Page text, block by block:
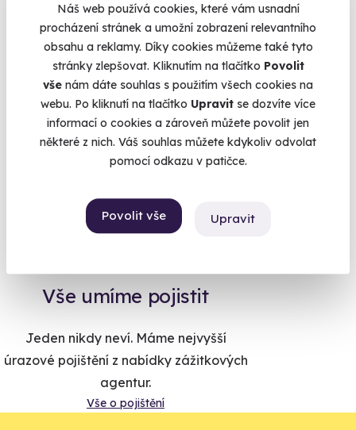
Náš web používá cookies, které vám usnadní
procházení stránek a umožní zobrazení relevantního
obsahu a reklamy. Díky cookies můžeme také tyto
stránky zlepšovat. Kliknutím na tlačítko Povolit
vše nám dáte souhlas s použitím všech cookies na
webu. Po kliknutí na tlačítko Upravit se dozvíte více
informací o cookies a zároveň můžete povolit jen
některé z nich. Váš souhlas můžete kdykoliv odvolat
pomocí odkazu v patičce.
Povolit vše Upravit
adrenalinový bungee jump, futuristický Větrný tunel nebo
Projížďka na segway. Ve všech případech dáte svým blízkým
dárek, na který nikdy nezapomenou.
Naheureka.czmáme
96% spokojenost zákazníků.
Co si o nás myslí
Vše umíme pojistit
Jeden nikdy neví. Máme nejvyšší
úrazové pojištění z nabídky zážitkových
agentur.
Vše o pojištění